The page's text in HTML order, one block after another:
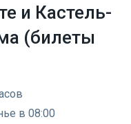
и Кастель-
(билеты
в 08:00